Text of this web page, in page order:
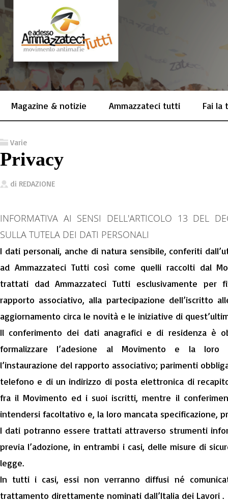
Magazine & notizie Ammazzateci tutti Fai la
Varie
Privacy
di REDAZIONE
INFORMATIVA AI SENSI DELL'ARTICOLO 13 DEL
SULLA TUTELA DEI DATI PERSONALI
I dati personali, anche di natura sensibile, conferiti
ad Ammazzateci Tutti così come quelli raccolti dal
trattati dad Ammazzateci Tutti esclusivamente per
rapporto associativo, alla partecipazione dell’iscritto
aggiornamento circa le novità e le iniziative di
Il conferimento dei dati anagrafici e di residenza è
formalizzare l’adesione al Movimento e la loro
l’instaurazione del rapporto associativo; parimenti
telefono e di un indirizzo di posta elettronica di
fra il Movimento ed i suoi iscritti, mentre il
intendersi facoltativo e, la loro mancata specificazione,
I dati potranno essere trattati attraverso strumenti
previa l’adozione, in entrambi i casi, delle misure di
legge.
In tutti i casi, essi non verranno diffusi né
trattamento direttamente nominati dall’Italia dei Lavori .